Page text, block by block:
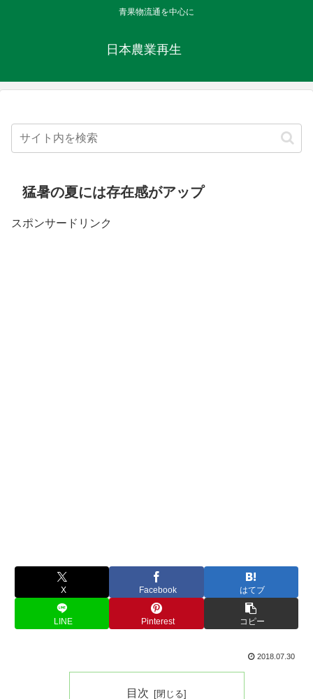
青果物流通を中心に
日本農業再生
猛暑の夏には存在感がアップ
スポンサードリンク
X Facebook はてブ
LINE Pinterest コピー
2018.07.30
目次